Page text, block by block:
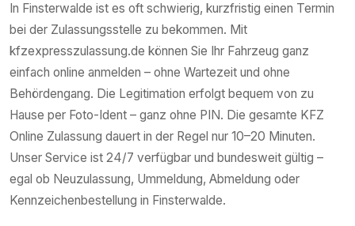
In Finsterwalde ist es oft schwierig, kurzfristig einen Termin
bei der Zulassungsstelle zu bekommen. Mit
kfzexpresszulassung.de können Sie Ihr Fahrzeug ganz
einfach online anmelden – ohne Wartezeit und ohne
Behördengang. Die Legitimation erfolgt bequem von zu
Hause per Foto-Ident – ganz ohne PIN. Die gesamte KFZ
Online Zulassung dauert in der Regel nur 10–20 Minuten.
Unser Service ist 24/7 verfügbar und bundesweit gültig –
egal ob Neuzulassung, Ummeldung, Abmeldung oder
Kennzeichenbestellung in Finsterwalde.